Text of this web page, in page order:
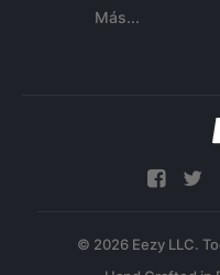
Más...
© 2026 Eezy LLC.